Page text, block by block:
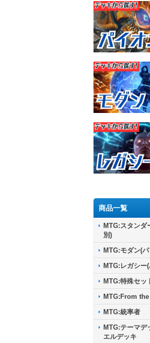
商品一覧
MTG:スタンダ
別)
MTG:モダン(
MTG:レガシー
MTG:特殊セッ
MTG:From
MTG:統率者
MTG:テーマデ
エルデッキ